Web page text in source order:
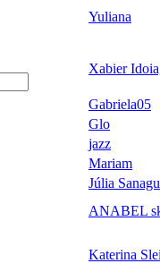
Yuliana
Xabier
Gabriela05
Glo
jazz
Mariam
Júlia
ANABEL
Katerina